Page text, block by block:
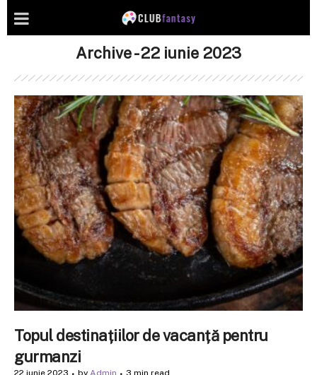
Archive - 22 iunie 2023
Topul destinațiilor de vacanță pentru
gurmanzi